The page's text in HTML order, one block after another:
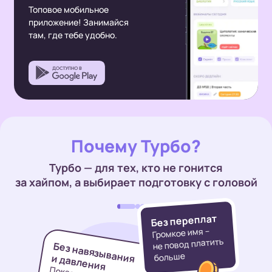
Топовое мобильное
приложение! Занимайся
там, где тебе удобно.
Почему Турбо?
Турбо — для тех, кто не гонится
за хайпом, а выбирает подготовку с головой
Без навязывания
и давления
Без переплат
Громкое имя –
не повод платить
больше